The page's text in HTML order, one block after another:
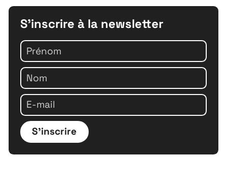
S'inscrire à la newsletter
S'inscrire